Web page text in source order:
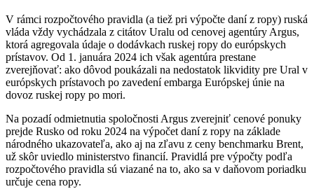
V rámci rozpočtového pravidla (a tiež pri výpočte daní z ropy) ruská
vláda vždy vychádzala z citátov Uralu od cenovej agentúry Argus,
ktorá agregovala údaje o dodávkach ruskej ropy do európskych
prístavov. Od 1. januára 2024 ich však agentúra prestane
zverejňovať: ako dôvod poukázali na nedostatok likvidity pre Ural v
európskych prístavoch po zavedení embarga Európskej únie na
dovoz ruskej ropy po mori.
Na pozadí odmietnutia spoločnosti Argus zverejniť cenové ponuky
prejde Rusko od roku 2024 na výpočet daní z ropy na základe
národného ukazovateľa, ako aj na zľavu z ceny benchmarku Brent,
už skôr uviedlo ministerstvo financií. Pravidlá pre výpočty podľa
rozpočtového pravidla sú viazané na to, ako sa v daňovom poriadku
určuje cena ropy.